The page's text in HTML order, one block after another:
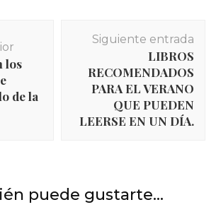
los
de la
Siguiente entrada
LIBROS
RECOMENDADOS
PARA EL VERANO
QUE PUEDEN
LEERSE EN UN DÍA.
puede gustarte...
Reseñas
HISTORIA de Julian Barnes.
y rankings